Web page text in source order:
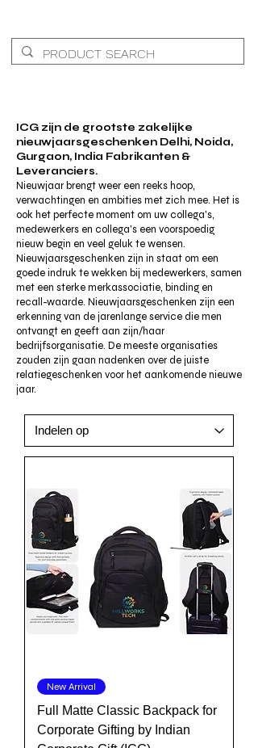
ICG zijn de grootste zakelijke
nieuwjaarsgeschenken Delhi, Noida,
Gurgaon, India Fabrikanten &
Leveranciers.
Nieuwjaar brengt weer een reeks hoop,
verwachtingen en ambities met zich mee. Het is
ook het perfecte moment om uw collega's,
medewerkers en collega's een voorspoedig
nieuw begin en veel geluk te wensen.
Nieuwjaarsgeschenken zijn in staat om een
goede indruk te wekken bij medewerkers, samen
met een sterke merkassociatie, binding en
recall-waarde. Nieuwjaarsgeschenken zijn een
erkenning van de jarenlange service die men
ontvangt en geeft aan zijn/haar
bedrijfsorganisatie. De meeste organisaties
zouden zijn gaan nadenken over de juiste
relatiegeschenken voor het aankomende nieuwe
jaar.
New Arrival
Full Matte Classic Backpack for
Corporate Gifting by Indian